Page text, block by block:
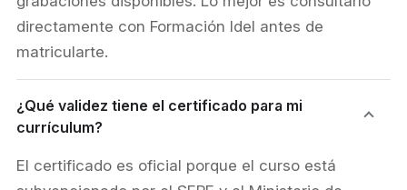
directamente con Formación Idel antes de
matricularte.
¿Qué validez tiene el certificado para mi
currículum?
El certificado es oficial porque el curso está